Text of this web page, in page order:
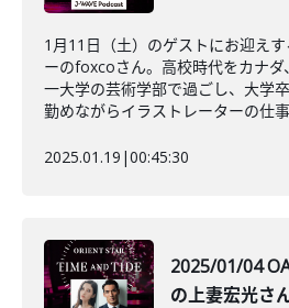
1月11日（土）のゲストにお迎え
ーのfoxcoさん。高校時代をカナ
一大学の芸術学部で過ごし、大学
勤めながらイラストレーターの仕
2025.01.19 |00:45:30
2025/01/04
の上妻宏光さ